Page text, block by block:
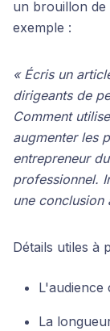
un brouillon de
exemple :
« Écris un
dirigeants de
Comment
augmenter les
entrepreneur
professionnel.
une
Détails utiles à
L'audience
La